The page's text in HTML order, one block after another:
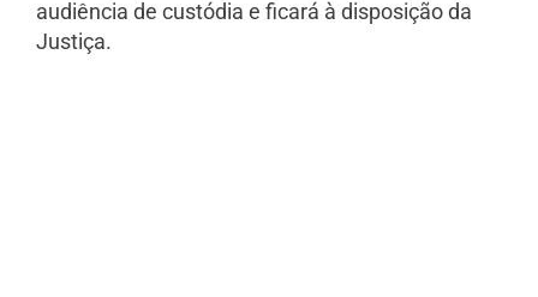
audiência de custódia e ficará à disposição da
Justiça.